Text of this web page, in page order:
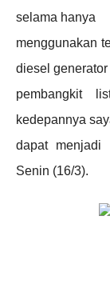
selama hanya
menggunakan
diesel generator
pembangkit
kedepannya
dapat menjadi
Senin (16/3).